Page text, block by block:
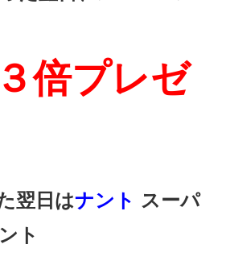
プレゼ
翌日はナント スーパ
ト